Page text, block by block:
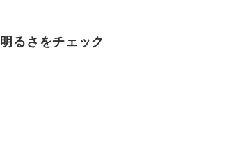
るさをチェック